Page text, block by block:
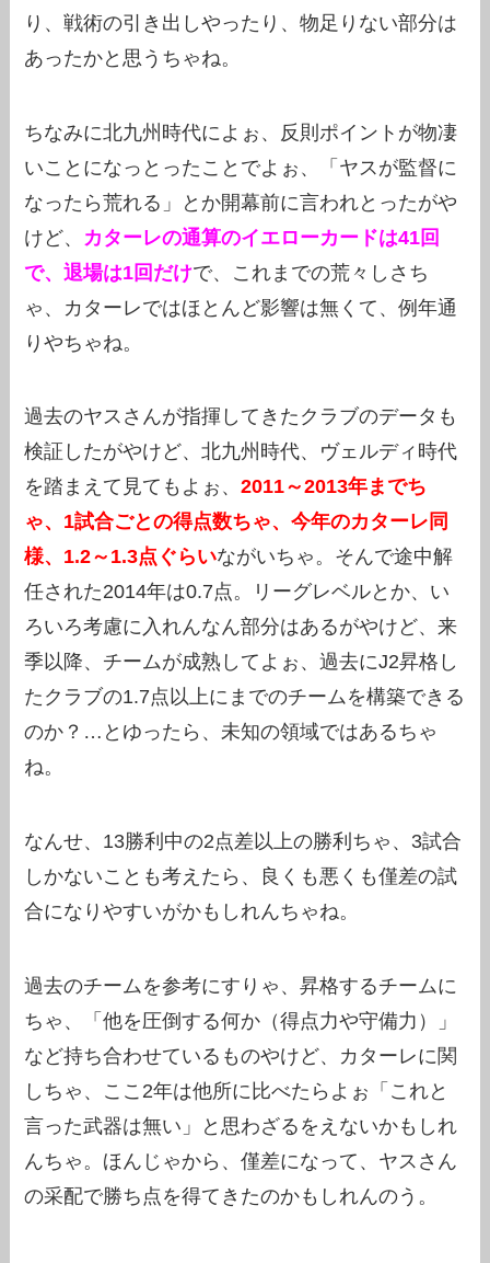
り、戦術の引き出しやったり、物足りない部分は
あったかと思うちゃね。
ちなみに北九州時代によぉ、反則ポイントが物凄
いことになっとったことでよぉ、「ヤスが監督に
なったら荒れる」とか開幕前に言われとったがや
けど、 カターレの通算のイエローカードは41回
で、退場は1回だけで、これまでの荒々しさち
ゃ、カターレではほとんど影響は無くて、例年通
りやちゃね。
過去のヤスさんが指揮してきたクラブのデータも
検証したがやけど、北九州時代、ヴェルディ時代
を踏まえて見てもよぉ、2011～2013年までち
ゃ、1試合ごとの得点数ちゃ、今年のカターレ同
様、1.2～1.3点ぐらいながいちゃ。そんで途中解
任された2014年は0.7点。リーグレベルとか、い
ろいろ考慮に入れんなん部分はあるがやけど、来
季以降、チームが成熟してよぉ、過去にJ2昇格し
たクラブの1.7点以上にまでのチームを構築できる
のか？…とゆったら、未知の領域ではあるちゃ
ね。
なんせ、13勝利中の2点差以上の勝利ちゃ、3試合
しかないことも考えたら、良くも悪くも僅差の試
合になりやすいがかもしれんちゃね。
過去のチームを参考にすりゃ、昇格するチームに
ちゃ、「他を圧倒する何か（得点力や守備力）」
など持ち合わせているものやけど、カターレに関
しちゃ、ここ2年は他所に比べたらよぉ「これと
言った武器は無い」と思わざるをえないかもしれ
んちゃ。ほんじゃから、僅差になって、ヤスさん
の采配で勝ち点を得てきたのかもしれんのう。